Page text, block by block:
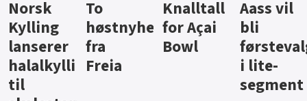
Knalltall
for Açai
Bowl
Aass vil
bli
førstevalg
i lite-
Brus og
jus fra
Berentsen
Hard
iste fra
Hansa